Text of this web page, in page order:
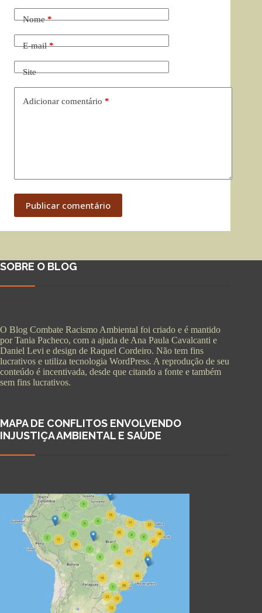
Nome*
E-mail*
Site
Adicionar comentário *
Publicar comentário
SOBRE O BLOG
O Blog Combate Racismo Ambiental foi criado e é mantido
por Tania Pacheco, com a ajuda de Ana Paula Cavalcanti e
Daniel Levi e design de Raquel Cordeiro. Não tem fins
lucrativos e utiliza tecnologia WordPress. A reprodução de seu
conteúdo é incentivada, desde que citando a fonte e também
sem fins lucrativos.
MAPA DE CONFLITOS ENVOLVENDO
INJUSTIÇA AMBIENTAL E SAÚDE